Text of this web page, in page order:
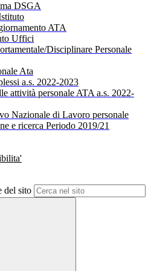
DSGA
ATA
Uffici
Disciplinare Personale
Ata
a.s. 2022-2023
attività personale ATA a.s. 2022-
Nazionale di Lavoro personale
e ricerca Periodo 2019/21
del sito